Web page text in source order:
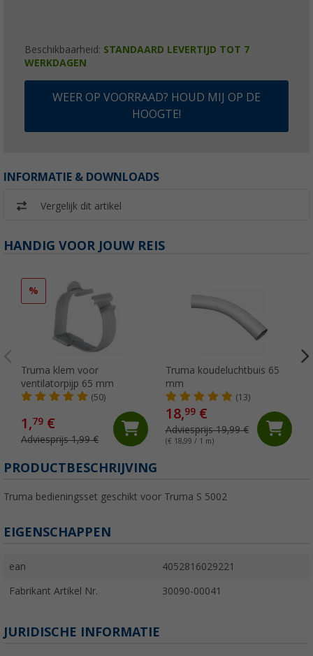
Beschikbaarheid: STANDAARD LEVERTIJD TOT 7
WERKDAGEN
WEER OP VOORRAAD? HOUD MIJ OP DE
HOOGTE!
INFORMATIE & DOWNLOADS
Vergelijk dit artikel
HANDIG VOOR JOUW REIS
%
Truma klem voor
ventilatorpijp 65 mm
(50)
1,79 €
Adviesprijs 1,99 €
Truma koudeluchtbuis 65
mm
(13)
18,99€
Adviesprijs 19,99 €
(€ 18,99 / 1 m)
PRODUCTBESCHRIJVING
Truma bedieningsset geschikt voor Truma S 5002
EIGENSCHAPPEN
ean 4052816029221
Fabrikant Artikel Nr. 30090-00041
JURIDISCHE INFORMATIE